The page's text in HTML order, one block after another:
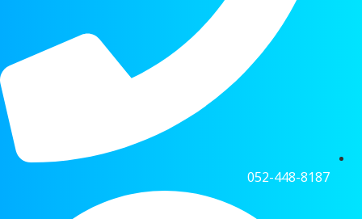
052-448-8187